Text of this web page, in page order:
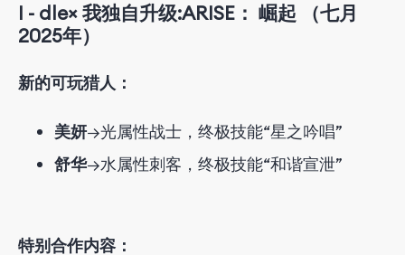
I - dle× 我独自升级:ARISE ： 崛起 （七月
2025年）
新的可玩猎人：
美妍→光属性战士，终极技能“星之吟唱”
舒华→水属性刺客，终极技能“和谐宣泄”
特别合作内容：